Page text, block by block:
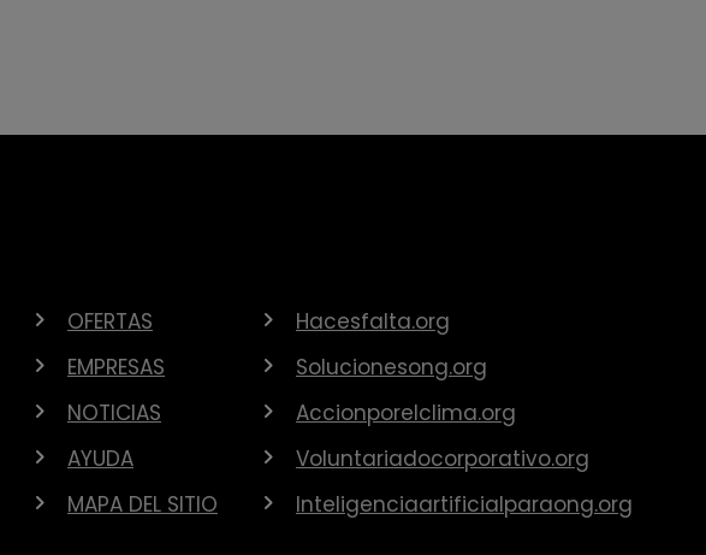
OFERTAS
EMPRESAS
NOTICIAS
AYUDA
MAPA DEL SITIO
Hacesfalta.org
Solucionesong.org
Accionporelclima.org
Voluntariadocorporativo.org
Inteligenciaartificialparaong.org